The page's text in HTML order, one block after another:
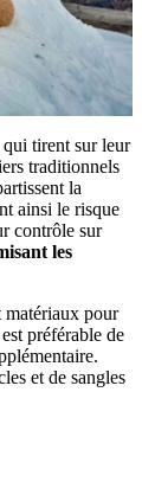
tirent sur leur
traditionnels
la
ainsi le risque
contrôle sur
les
matériaux pour
préférable de
et de sangles